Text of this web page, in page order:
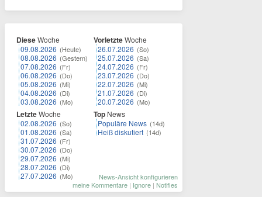
DieseWoche
09.08.2026 (Heute)
08.08.2026 (Gestern)
07.08.2026 (Fr)
06.08.2026 (Do)
05.08.2026 (Mi)
04.08.2026 (Di)
03.08.2026 (Mo)
LetzteWoche
02.08.2026 (So)
01.08.2026 (Sa)
31.07.2026 (Fr)
30.07.2026 (Do)
29.07.2026 (Mi)
28.07.2026 (Di)
27.07.2026 (Mo)
VorletzteWoche
26.07.2026 (So)
25.07.2026 (Sa)
24.07.2026 (Fr)
23.07.2026 (Do)
22.07.2026 (Mi)
21.07.2026 (Di)
20.07.2026 (Mo)
Top News
Populäre News (14d)
Heiß diskutiert (14d)
News-Ansicht konfigurieren
meine Kommentare | Ignore | Notifies